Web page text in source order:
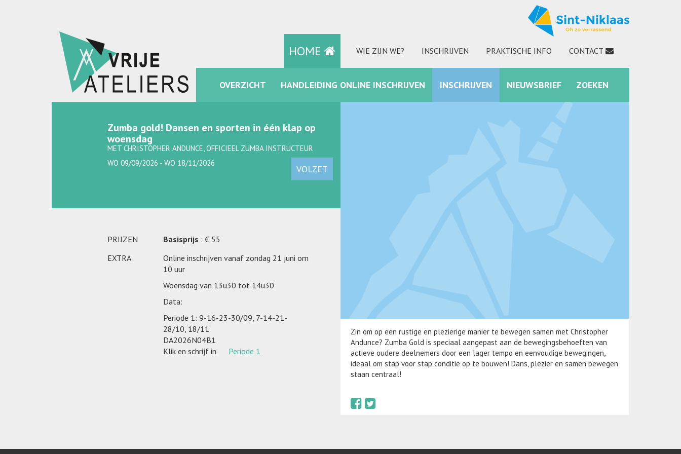
HOME WIE ZIJN WE? INSCHRIJVEN PRAKTISCHE INFO CONTACT
FACEBOOK INSTAGRAM ZOEKEN
OVERZICHT HANDLEIDING ONLINE INSCHRIJVEN INSCHRIJVEN NIEUWSBRIEF ZOEKEN
Zumba gold! Dansen en sporten in één klap op
woensdag
MET CHRISTOPHER ANDUNCE, OFFICIEEL ZUMBA INSTRUCTEUR
VOLZET
WO 09/09/2026 - WO 18/11/2026
PRIJZEN Basisprijs : € 55
EXTRA
Online inschrijven vanaf zondag 21 juni om
10 uur
Woensdag van 13u30 tot 14u30
Data:
Periode 1: 9-16-23-30/09, 7-14-21-
28/10, 18/11
DA2026N04B1
Klik en schrijf in Periode 1
Zin om op een rustige en plezierige manier te bewegen samen met Christopher
Andunce? Zumba Gold is speciaal aangepast aan de bewegingsbehoeften van
actieve oudere deelnemers door een lager tempo en eenvoudige bewegingen,
ideaal om stap voor stap conditie op te bouwen! Dans, plezier en samen bewegen
staan centraal!